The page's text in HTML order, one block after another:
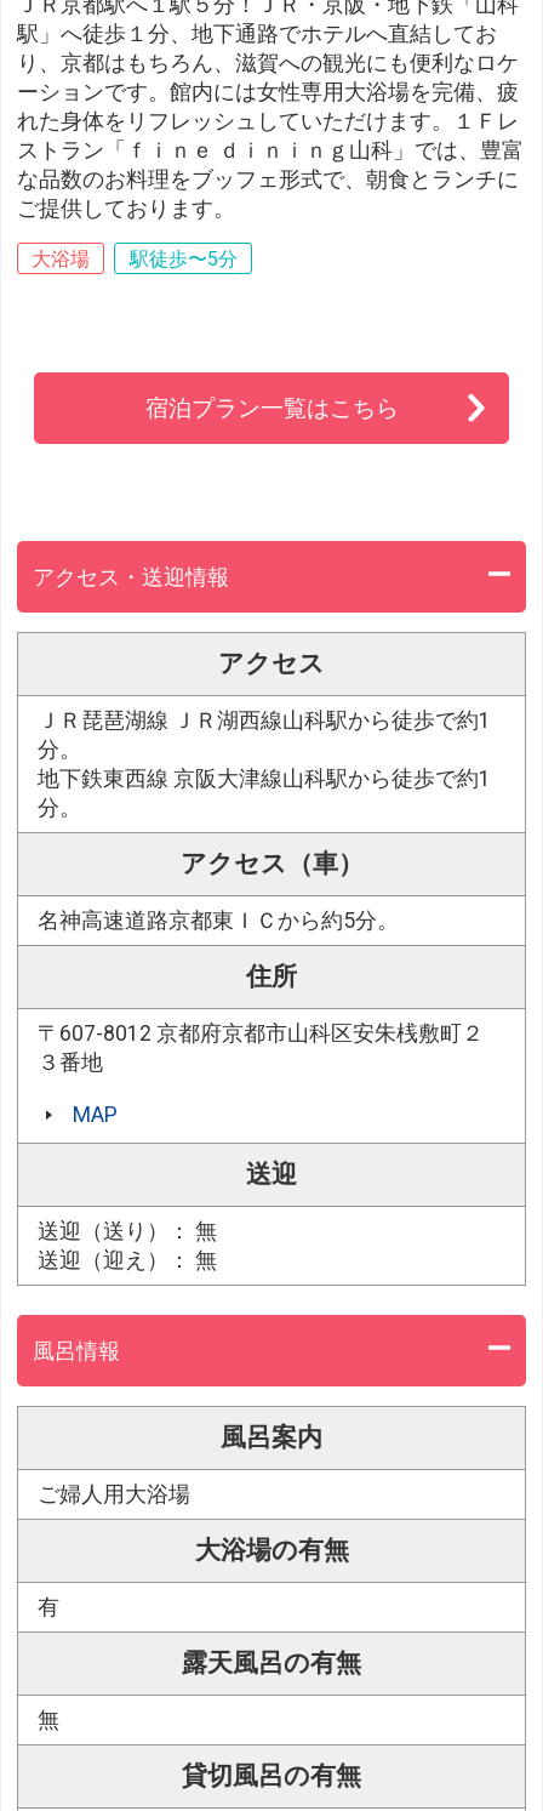
ＪＲ京都駅へ１駅５分！ＪＲ・京阪・地下鉄「山科
駅」へ徒歩１分、地下通路でホテルへ直結してお
り、京都はもちろん、滋賀への観光にも便利なロケ
ーションです。館内には女性専用大浴場を完備、疲
れた身体をリフレッシュしていただけます。１Ｆレ
ストラン「ｆｉｎｅ ｄｉｎｉｎｇ山科」では、豊富
な品数のお料理をブッフェ形式で、朝食とランチに
ご提供しております。
大浴場 駅徒歩〜5分
宿泊プラン一覧はこちら
アクセス・送迎情報
アクセス
ＪＲ琵琶湖線 ＪＲ湖西線山科駅から徒歩で約1
分。
地下鉄東西線 京阪大津線山科駅から徒歩で約1
分。
アクセス（車）
名神高速道路京都東ＩＣから約5分。
住所
〒607-8012 京都府京都市山科区安朱桟敷町２
３番地
MAP
送迎
送迎（送り）： 無
送迎（迎え）： 無
風呂情報
風呂案内
ご婦人用大浴場
大浴場の有無
有
露天風呂の有無
無
貸切風呂の有無